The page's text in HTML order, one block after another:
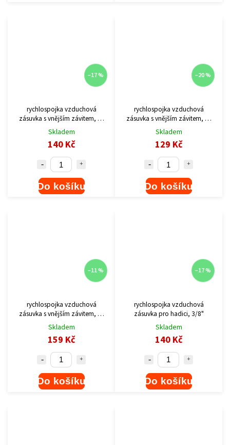
–17 %
rychlospojka vzduchová
zásuvka s vnějším závitem, G-
3/8"
Skladem
140 Kč
Do košíku
–20 %
rychlospojka vzduchová
zásuvka s vnějším závitem, G-
1/4"
Skladem
129 Kč
Do košíku
–11 %
rychlospojka vzduchová
zásuvka s vnějším závitem, G-
1/2"
Skladem
159 Kč
Do košíku
–17 %
rychlospojka vzduchová
zásuvka pro hadici, 3/8"
Skladem
140 Kč
Do košíku